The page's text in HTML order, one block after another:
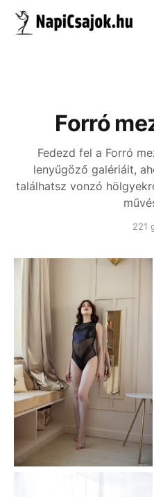
Forró
Fedezd fel a Forró
lenyűgöző galériáit,
találhatsz vonzó
221